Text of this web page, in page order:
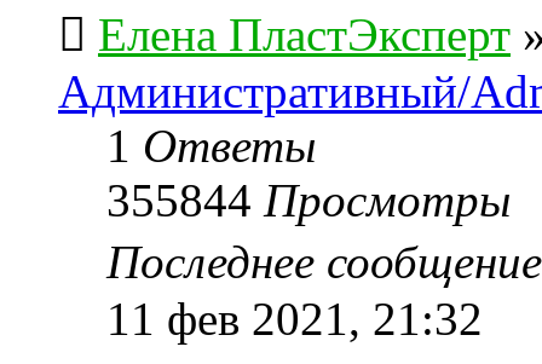
Елена ПластЭксперт
Административный/
1 Ответы
355844 Просмотры
Последнее
11 фев 2021, 21:32